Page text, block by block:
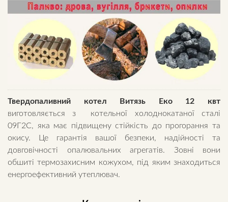
Твердопаливний котел Витязь Еко 12 квт
виготовляється з котельної холоднокатаної сталі
09Г2С, яка має підвищену стійкість до прогорання та
окису. Це гарантія вашої безпеки, надійності та
довговічності опалювальних агрегатів. Зовні вони
обшиті термозахисним кожухом, під яким знаходиться
енергоефективний утеплювач.